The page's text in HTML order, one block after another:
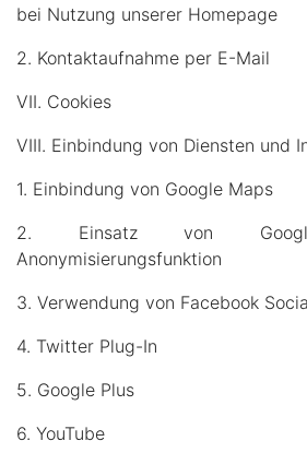
bei Nutzung unserer Homepage
2. Kontaktaufnahme per E-Mail
VII. Cookies
VIII. Einbindung von Diensten und
1. Einbindung von Google Maps
2. Einsatz von
Anonymisierungsfunktion
3. Verwendung von Facebook
4. Twitter Plug-In
5. Google Plus
6. YouTube